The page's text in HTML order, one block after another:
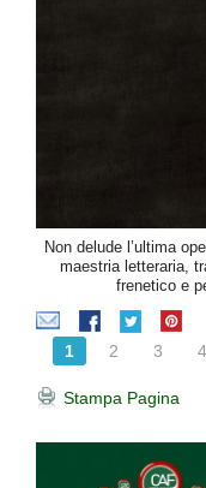
Non delude l’ultima
maestria letteraria,
frenetico e
1 2 3 4
Stampa Pagina